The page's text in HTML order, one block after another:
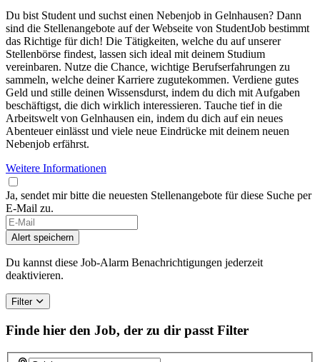
Du bist Student und suchst einen Nebenjob in Gelnhausen? Dann
sind die Stellenangebote auf der Webseite von StudentJob bestimmt
das Richtige für dich! Die Tätigkeiten, welche du auf unserer
Stellenbörse findest, lassen sich ideal mit deinem Studium
vereinbaren. Nutze die Chance, wichtige Berufserfahrungen zu
sammeln, welche deiner Karriere zugutekommen. Verdiene gutes
Geld und stille deinen Wissensdurst, indem du dich mit Aufgaben
beschäftigst, die dich wirklich interessieren. Tauche tief in die
Arbeitswelt von Gelnhausen ein, indem du dich auf ein neues
Abenteuer einlässt und viele neue Eindrücke mit deinem neuen
Nebenjob erfährst.
Weitere Informationen
Ja, sendet mir bitte die neuesten Stellenangebote für diese Suche per
E-Mail zu.
Alert speichern
Du kannst diese Job-Alarm Benachrichtigungen jederzeit
deaktivieren.
Filter
Finde hier den Job, der zu dir passt Filter